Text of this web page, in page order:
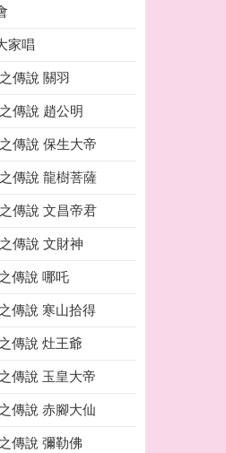
家唱
傳說 關羽
傳說 趙公明
傳說 保生大帝
傳說 龍樹菩薩
傳說 文昌帝君
傳說 文財神
傳說 哪吒
傳說 寒山拾得
傳說 灶王爺
傳說 玉皇大帝
傳說 赤腳大仙
傳說 彌勒佛